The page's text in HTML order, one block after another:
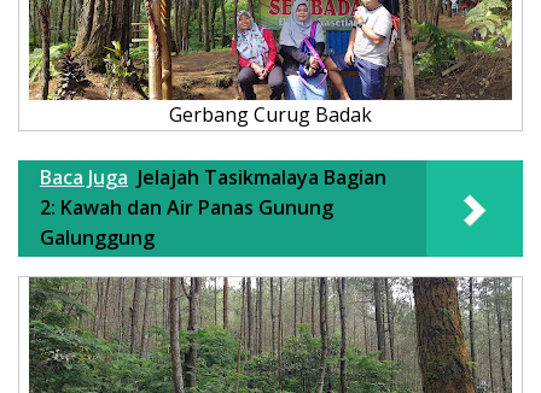
Gerbang Curug Badak
Baca Juga Jelajah Tasikmalaya Bagian
2: Kawah dan Air Panas Gunung
Galunggung